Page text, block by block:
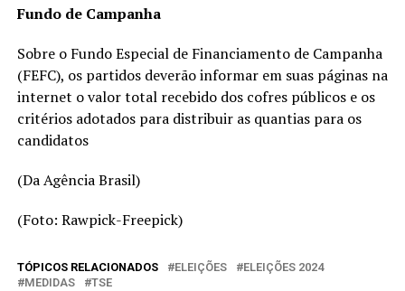
Fundo de Campanha
Sobre o Fundo Especial de Financiamento de Campanha
(FEFC), os partidos deverão informar em suas páginas na
internet o valor total recebido dos cofres públicos e os
critérios adotados para distribuir as quantias para os
candidatos
(Da Agência Brasil)
(Foto: Rawpick-Freepick)
TÓPICOS RELACIONADOS ELEIÇÕES
ELEIÇÕES 2024
MEDIDAS
TSE